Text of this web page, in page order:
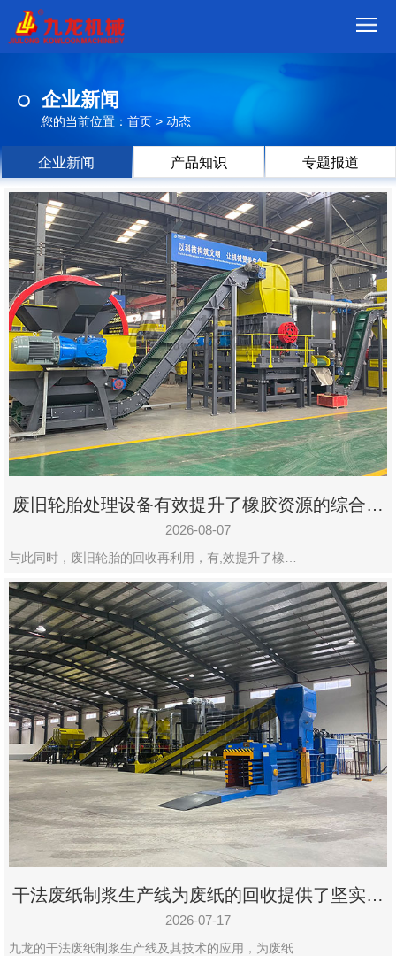
品
视
频
现
场
方
案
动
态
联
系
郑
州
市
九
设
有
限
公
司
豫
ICP
备
19020390
号-1
企业新闻
您的当前位置： 首页 > 动态
企业新闻 产品知识 专题报道
废旧轮胎处理设备有效提升了橡胶资源的综合利
用率
2026-08-07
与此同时，废旧轮胎的回收再利用，有,效提升了橡…
干法废纸制浆生产线为废纸的回收提供了坚实的
保障
2026-07-17
九龙的干法废纸制浆生产线及其技术的应用，为废纸…